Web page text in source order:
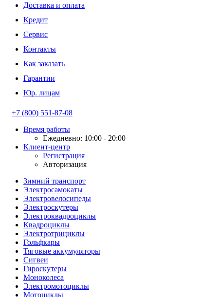
Доставка и оплата
Кредит
Сервис
Контакты
Как заказать
Гарантии
Юр. лицам
+7 (800) 551-87-08
Время работы
Ежедневно: 10:00 - 20:00
Клиент-центр
Регистрация
Авторизация
Зимний транспорт
Электросамокаты
Электровелосипеды
Электроскутеры
Электроквадроциклы
Квадроциклы
Электротрициклы
Гольфкары
Тяговые аккумуляторы
Сигвеи
Гироскутеры
Моноколеса
Электромотоциклы
Мотоциклы